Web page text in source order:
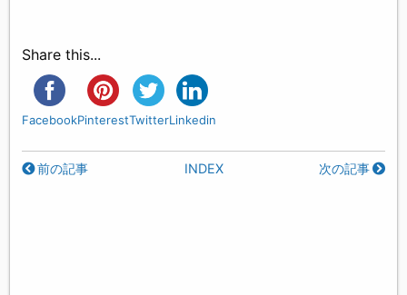
Share this...
FacebookPinterestTwitterLinkedin
前の記事 INDEX 次の記事